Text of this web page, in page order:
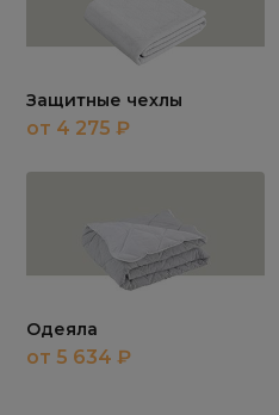
Защитные чехлы
от 4 275 ₽
Одеяла
от 5 634 ₽